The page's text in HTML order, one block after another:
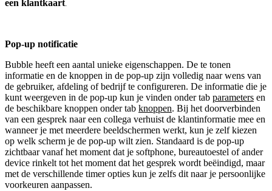
een klantkaart.
Pop-up notificatie
Bubble heeft een aantal unieke eigenschappen. De te tonen
informatie en de knoppen in de pop-up zijn volledig naar wens van
de gebruiker, afdeling of bedrijf te configureren. De informatie die je
kunt weergeven in de pop-up kun je vinden onder tab parameters en
de beschikbare knoppen onder tab knoppen. Bij het doorverbinden
van een gesprek naar een collega verhuist de klantinformatie mee en
wanneer je met meerdere beeldschermen werkt, kun je zelf kiezen
op welk scherm je de pop-up wilt zien. Standaard is de pop-up
zichtbaar vanaf het moment dat je softphone, bureautoestel of ander
device rinkelt tot het moment dat het gesprek wordt beëindigd, maar
met de verschillende timer opties kun je zelfs dit naar je persoonlijke
voorkeuren aanpassen.